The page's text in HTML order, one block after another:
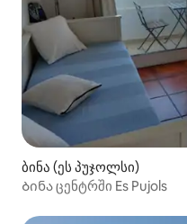
ბინა (ეს პუჯოლსი)
Ბინა ცენტრში Es Pujols